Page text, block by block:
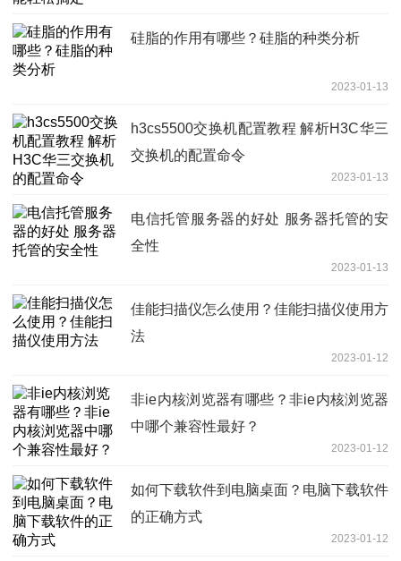
硅脂的作用有哪些？硅脂的种类分析
2023-01-13
h3cs5500交换机配置教程 解析H3C华三
交换机的配置命令
2023-01-13
电信托管服务器的好处 服务器托管的安
全性
2023-01-13
佳能扫描仪怎么使用？佳能扫描仪使用方
法
2023-01-12
非ie内核浏览器有哪些？非ie内核浏览器
中哪个兼容性最好？
2023-01-12
如何下载软件到电脑桌面？电脑下载软件
的正确方式
2023-01-12